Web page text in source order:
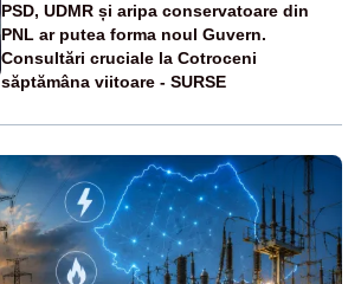
PSD, UDMR și aripa conservatoare din
PNL ar putea forma noul Guvern.
Consultări cruciale la Cotroceni
săptămâna viitoare - SURSE